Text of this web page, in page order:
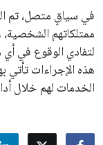
في سياقٍ متصل، تم
ممتلكاتهم
لتفادي الوقوع في
هذه الإجراءات
الخدمات لهم خلال